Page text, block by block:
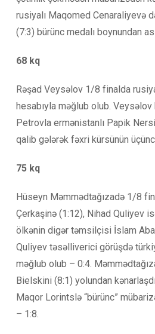
rusiyalı Maqomed Cenaraliyevə
(7:3) bürünc medalı boynundan
68 kq
Rəşad Veysəlov 1/8 finalda
hesabıyla məğlub olub.
Petrovla ermənistanlı Papik
qalib gələrək fəxri kürsünün
75 kq
Hüseyn Məmmədtağızadə 1/8
Çerkaşinə (1:12), Nihad Quliyev
ölkənin digər təmsilçisi İslam
Quliyev təsəlliverici görüşdə
məğlub olub – 0:4.
Bielskini (8:1) yolundan
Maqor Lorintslə “bürünc”
– 1:8.